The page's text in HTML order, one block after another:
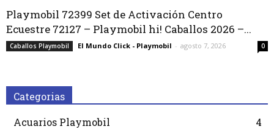
Playmobil 72399 Set de Activación Centro
Ecuestre 72127 – Playmobil hi! Caballos 2026 –...
Caballos Playmobil El Mundo Click - Playmobil - agosto 7, 2026 0
Categorias
Acuarios Playmobil
4